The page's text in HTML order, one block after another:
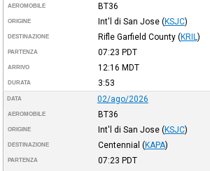
AEROMOBILE BT36
ORIGINE Int'l di San Jose (KSJC)
DESTINAZIONE Rifle Garfield County (KRIL )
PARTENZA 07:23 PDT
ARRIVO 12:16 MDT
DURATA 3:53
DATA 02/ago/2026
AEROMOBILE BT36
ORIGINE Int'l di San Jose (KSJC)
DESTINAZIONE Centennial (KAPA)
PARTENZA 07:23 PDT